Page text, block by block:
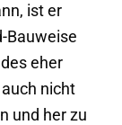
ist er
Bauweise
eher
nicht
und her zu